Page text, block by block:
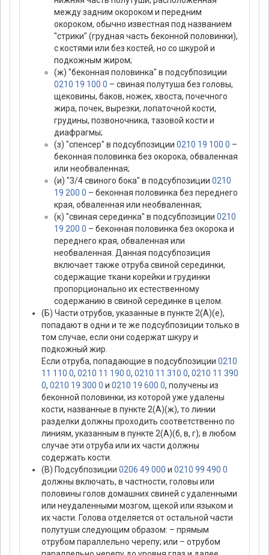
между задним окороком и передним
окороком, обычно известная под названием
"стрики" (грудная часть беконной половинки),
с костями или без костей, но со шкурой и
подкожным жиром;
(ж) "беконная половинка" в подсубпозиции
0210 19 100 0 – свиная полутуша без головы,
щековины, баков, ножек, хвоста, почечного
жира, почек, вырезки, лопаточной кости,
грудины, позвоночника, тазовой кости и
диафрагмы;
(з) "спенсер" в подсубпозиции 0210 19 100 0 –
беконная половинка без окорока, обваленная
или необваленная;
(и) "3/4 свиного бока" в подсубпозиции 0210
19 200 0 – беконная половинка без переднего
края, обваленная или необваленная;
(к) "свиная серединка" в подсубпозиции 0210
19 200 0 – беконная половинка без окорока и
переднего края, обваленная или
необваленная. Данная подсубпозиция
включает также отруба свиной серединки,
содержащие ткани корейки и грудинки
пропорционально их естественному
содержанию в свиной серединке в целом.
(Б) Части отрубов, указанные в пункте 2(А)(е),
попадают в одни и те же подсубпозиции только в
том случае, если они содержат шкуру и
подкожный жир.
Если отруба, попадающие в подсубпозиции 0210
11 110 0, 0210 11 190 0, 0210 11 310 0, 0210 11 390
0, 0210 19 300 0 и 0210 19 600 0, получены из
беконной половинки, из которой уже удалены
кости, названные в пункте 2(А)(ж), то линии
разделки должны проходить соответственно по
линиям, указанным в пункте 2(А)(б, в, г); в любом
случае эти отруба или их части должны
содержать кости.
(В) Подсубпозиции 0206 49 000 и 0210 99 490 0
должны включать, в частности, головы или
половины голов домашних свиней с удаленными
или неудаленными мозгом, щекой или языком и
их части. Голова отделяется от остальной части
полутуши следующим образом: – прямым
отрубом параллельно черепу; или – отрубом